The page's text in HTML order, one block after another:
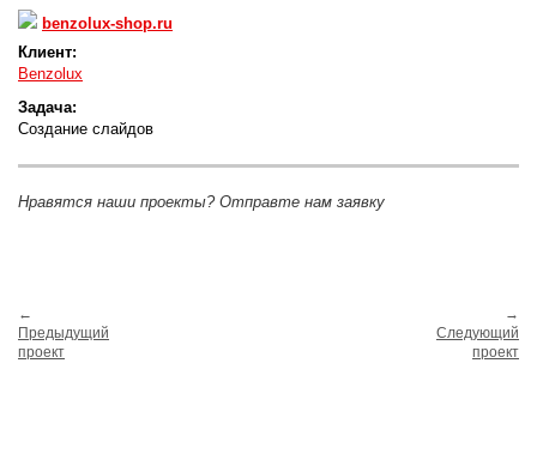
benzolux-shop.ru
Клиент:
Benzolux
Задача:
Создание слайдов
Нравятся наши проекты? Отправте нам заявку
←
Предыдущий
проект
→
Следующий
проект